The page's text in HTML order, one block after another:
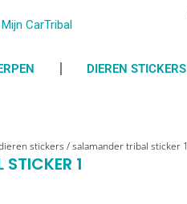
Mijn CarTribal
DIEREN STICKERS
stickers / salamander tribal sticker 1
1